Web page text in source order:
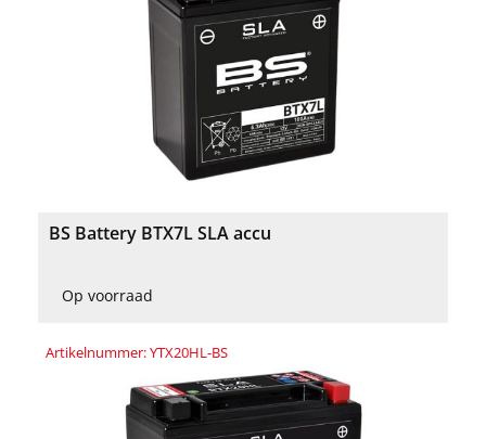
BS Battery BTX7L SLA accu
Op voorraad
Artikelnummer: YTX20HL-BS